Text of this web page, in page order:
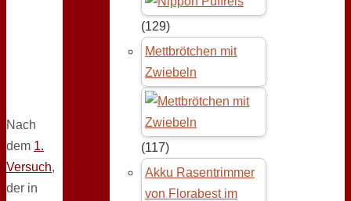
Nach
dem 1.
Versuch,
der in
(129)
Mettbrötchen mit
Zwiebeln
(117)
Akku Rasentrimmer
von Florabest im